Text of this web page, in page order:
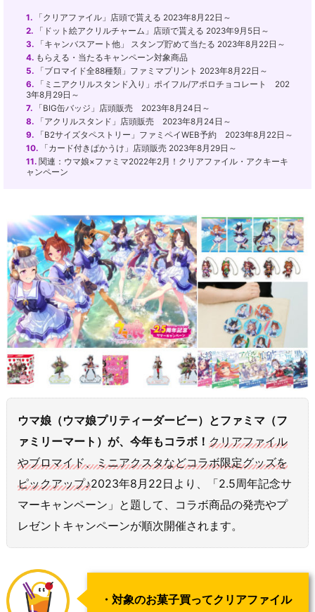
1. 「クリアファイル」店頭で貰える 2023年8月22日～
2. 「ドット絵アクリルチャーム」店頭で貰える 2023年9月5日～
3. 「キャンバスアート他」 スタンプ貯めて当たる 2023年8月22日～
4. もらえる・当たるキャンペーン対象商品
5. 「ブロマイド全88種類」ファミマプリント 2023年8月22日～
6. 「ミニアクリルスタンド入り」ポイフル/アポロチョコレート 202
3年8月29日～
7. 「BIG缶バッジ」店頭販売 2023年8月24日～
8. 「アクリルスタンド」店頭販売 2023年8月24日～
9. 「B2サイズタペストリー」ファミペイWEB予約 2023年8月22日～
10. 「カード付きぱかうけ」店頭販売 2023年8月29日～
11. 関連：ウマ娘×ファミマ2022年2月！クリアファイル・アクキーキ
ャンペーン
ウマ娘（ウマ娘プリティーダービー）とファミマ（フ
ァミリーマート）が、今年もコラボ！ クリアファイル
やブロマイド、ミニアクスタなどコラボ限定グッズを
ピックアップ♪2023年8月22日より、「2.5周年記念サ
マーキャンペーン」と題して、コラボ商品の発売やプ
レゼントキャンペーンが順次開催されます。
・対象のお菓子買ってクリアファイル